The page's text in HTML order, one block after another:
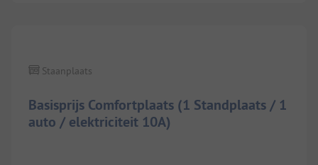
Basisprijs Comfortplaats (1 Standplaats / 1
auto / elektriciteit 10A)
Staanplaats